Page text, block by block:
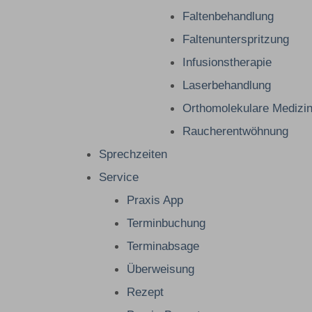
Faltenbehandlung
Faltenunterspritzung
Infusionstherapie
Laserbehandlung
Orthomolekulare Medizin
Raucherentwöhnung
Sprechzeiten
Service
Praxis App
Terminbuchung
Terminabsage
Überweisung
Rezept